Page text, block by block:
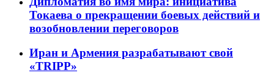
Токаева о прекращении боевых действий и
возобновлении переговоров
Иран и Армения разрабатывают свой
«TRIPP»